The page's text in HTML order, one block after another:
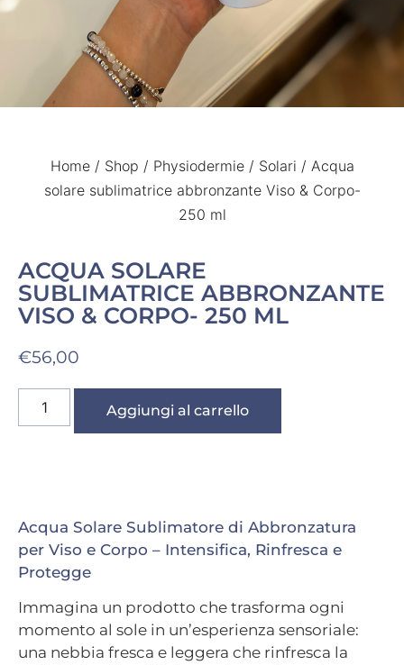
Home/ Shop / Physiodermie/ Solari / Acqua
solare sublimatrice abbronzante Viso & Corpo-
250 ml
ACQUA SOLARE
SUBLIMATRICE ABBRONZANTE
VISO & CORPO- 250 ML
€56,00
Aggiungi al carrello
Acqua Solare Sublimatore di Abbronzatura
per Viso e Corpo – Intensifica, Rinfresca e
Protegge
Immagina un prodotto che trasforma ogni
momento al sole in un’esperienza sensoriale:
una nebbia fresca e leggera che rinfresca la